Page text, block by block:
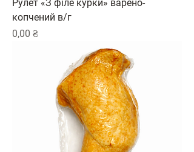
Рулет «З філе курки» варено-
копчений в/г
Ціна
0,00 ₴